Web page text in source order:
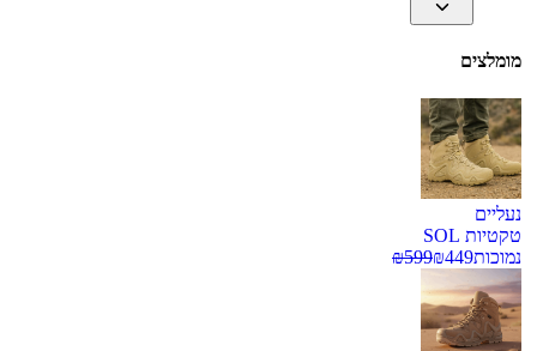
מומלצים
נעליים
טקטיות SOL
נמוכות
₪449
₪599